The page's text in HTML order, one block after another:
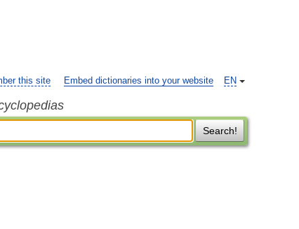
EN
this site Embed dictionaries into your website
Search!